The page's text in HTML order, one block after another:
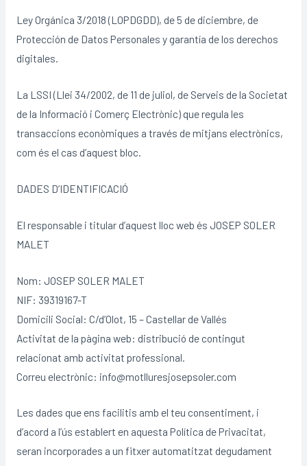
Ley Orgánica 3/2018 (LOPDGDD), de 5 de diciembre, de
Protección de Datos Personales y garantía de los derechos
digitales.
La LSSI (Llei 34/2002, de 11 de juliol, de Serveis de la Societat
de la Informació i Comerç Electrònic) que regula les
transaccions econòmiques a través de mitjans electrònics,
com és el cas d’aquest bloc.
DADES D’IDENTIFICACIÓ
El responsable i titular d’aquest lloc web és JOSEP SOLER
MALET
Nom: JOSEP SOLER MALET
NIF: 39319167-T
Domicili Social: C/d’Olot, 15 – Castellar de Vallés
Activitat de la pàgina web: distribució de contingut
relacionat amb activitat professional.
Correu electrònic: info@motlluresjosepsoler.com
Les dades que ens facilitis amb el teu consentiment, i
d’acord a l’ús establert en aquesta Política de Privacitat,
seran incorporades a un fitxer automatitzat degudament